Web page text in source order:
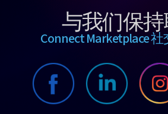
与我们保
Connect Marketplace